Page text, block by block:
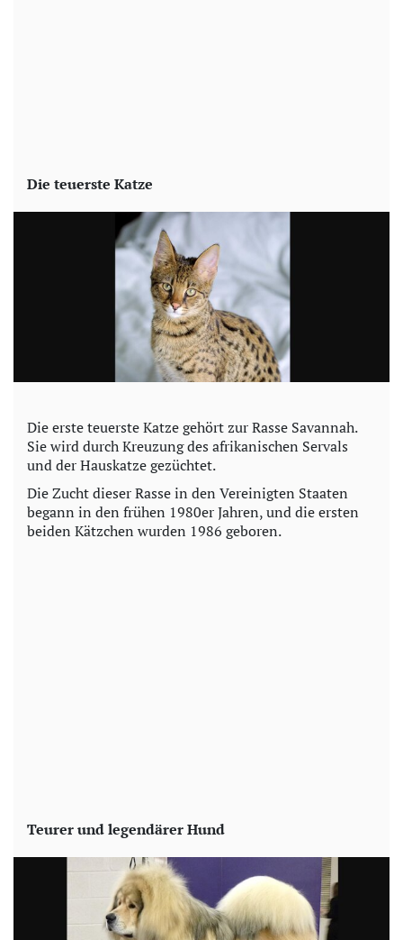
Die teuerste Katze
Die erste teuerste Katze gehört zur Rasse Savannah.
Sie wird durch Kreuzung des afrikanischen Servals
und der Hauskatze gezüchtet.
Die Zucht dieser Rasse in den Vereinigten Staaten
begann in den frühen 1980er Jahren, und die ersten
beiden Kätzchen wurden 1986 geboren.
Teurer und legendärer Hund